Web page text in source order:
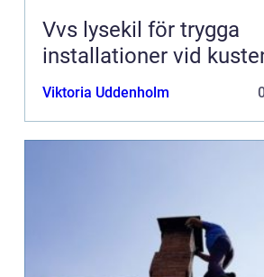
Vvs lysekil för trygga
installationer vid
Viktoria Uddenholm